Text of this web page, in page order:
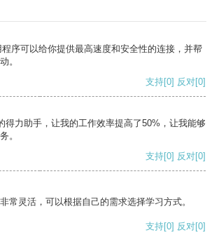
序可以给你提供最高速度和安全性的连接，并帮
。
支持[0] 反对[0]
得力助手，让我的工作效率提高了50%，让我能够
。
支持[0] 反对[0]
常灵活，可以根据自己的需求选择学习方式。
支持[0] 反对[0]